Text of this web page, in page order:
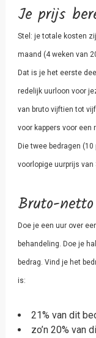
Je prijs
Stel: je totale kosten
maand (4 weken van
Dat is je het eerste
redelijk uurloon voor
van bruto vijftien tot
voor kappers voor een
Die twee bedragen
voorlopige uurprijs van
Bruto-netto
Doe je een uur over
behandeling. Doe je
bedrag. Vind je het
is:
21% van dit
zo’n 20% van